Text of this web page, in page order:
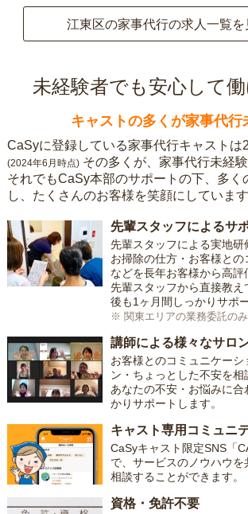
江東区の家事代行の求人一覧を
未経験者でも安心して
キャストの多くが家事代行
CaSyに登録している家事代行キャストは
(2024年6月時点) その多くが、家事代行未経験
それでもCaSy本部のサポートの下、多く
し、たくさんのお客様を笑顔にしています
先輩スタッフによるサ
先輩スタッフによる実地研
お掃除の仕方・お客様と
などを長年お客様から高
先輩スタッフから直接教
後も1ヶ月間しっかりサポー
※ 関東エリアの業務委託のみ
講師による様々なサロ
お客様とのコミュニケーシ
ン・ちょっとした不安を
あなたの不安・お悩みに合
かりサポートします。
キャスト専用コミュニ
CaSyキャスト限定SNS「
で、サービスのノウハウ
相談することができます。
資格・免許不要